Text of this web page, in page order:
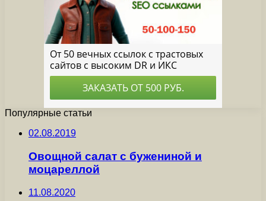
Популярные статьи
02.08.2019
Овощной салат с бужениной и
моцареллой
11.08.2020